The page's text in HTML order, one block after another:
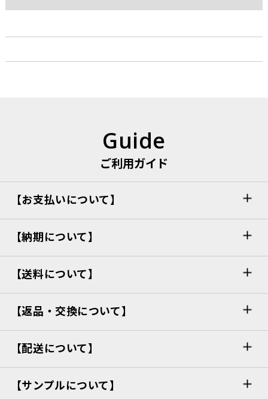
Guide
ご利用ガイド
【お支払いについて】
【納期について】
【送料について】
【返品・交換について】
【配送について】
【サンプルについて】